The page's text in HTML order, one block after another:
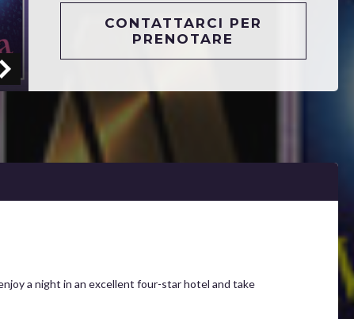
CONTATTARCI PER
PRENOTARE
a night in an excellent four-star hotel and take